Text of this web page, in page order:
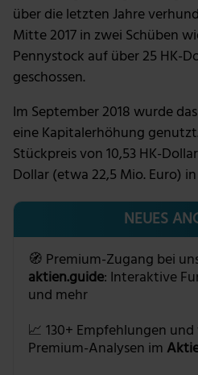
über die letzten Jahre
Mitte 2017 in zwei Schüben
Pennystock auf über 25 HK-
geschossen.
Im September 2018 wurde
eine Kapitalerhöhung
Stückpreis von 10,53 HK-
Dollar (etwa 22,5 Mio. Euro)
NEUES
🧭 Premium-Zugang bei
aktien.guide: Interaktive
und mehr
📈 130+ Empfehlungen
Premium-Analysen im